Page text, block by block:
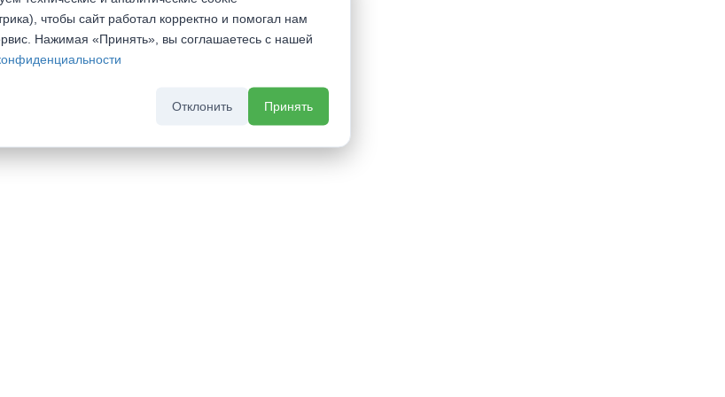
чтобы сайт работал корректно и помогал нам
Нажимая «Принять», вы соглашаетесь с нашей
Отклонить Принять